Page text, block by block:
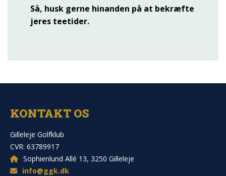
Så, husk gerne hinanden på at bekræfte
jeres teetider.
KONTAKT OS
Gilleleje Golfklub
CVR: 63789917
Sophienlund Allé 13, 3250 Gilleleje
info@ggk.dk